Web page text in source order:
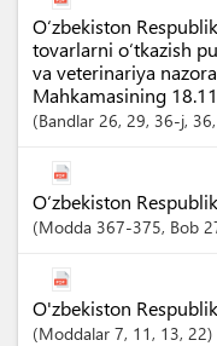
O‘zbekiston
tovarlarni o‘tkazish
va veterinariya
Mahkamasining
Bandlar 26, 29, 36-j, 36
O‘zbekiston
Modda 367-375, Bob
O'zbekiston
Moddalar 7, 11 , 13, 22